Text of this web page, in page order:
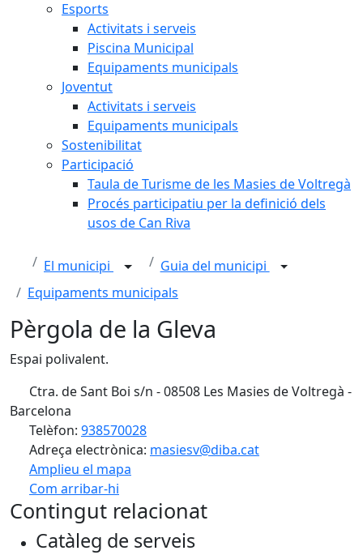
Esports
Activitats i serveis
Piscina Municipal
Equipaments municipals
Joventut
Activitats i serveis
Equipaments municipals
Sostenibilitat
Participació
Taula de Turisme de les Masies de Voltregà
Procés participatiu per la definició dels
usos de Can Riva
El municipi
Guia del municipi
Equipaments municipals
Pèrgola de la Gleva
Espai polivalent.
Ctra. de Sant Boi s/n - 08508 Les Masies de Voltregà -
Barcelona
Telèfon: 938570028
Adreça electrònica: masiesv@diba.cat
Amplieu el mapa
Com arribar-hi
+
−
Contingut relacionat
Catàleg de serveis